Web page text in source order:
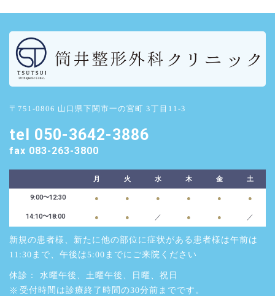
〒751-0806 山口県下関市一の宮町 3丁目11-3
tel 050-3642-3886
fax 083-263-3800
月 火 水 木 金 土
9:00～12:30 ● ● ● ● ● ●
14:10〜18:00 ● ● ／ ● ● ／
新規の患者様、新たに他の部位に症状がある患者様は午前は
11:30まで、午後は5:00までにご来院ください
休診： 水曜午後、土曜午後、日曜、祝日
受付時間は診療終了時間の30分前までです。